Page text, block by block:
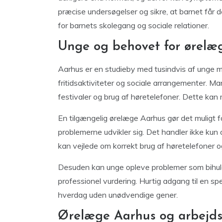
præcise undersøgelser og sikre, at barnet får
for barnets skolegang og sociale relationer.
Unge og behovet for
Aarhus er en studieby med tusindvis af unge
fritidsaktiviteter og sociale arrangementer.
festivaler og brug af høretelefoner. Dette kan
En tilgængelig ørelæge Aarhus gør det muligt
problemerne udvikler sig. Det handler ikke
kan vejlede om korrekt brug af høretelefoner
Desuden kan unge opleve problemer som
professionel vurdering. Hurtig adgang til en
hverdag uden unødvendige gener.
Ørelæge Aarhus og